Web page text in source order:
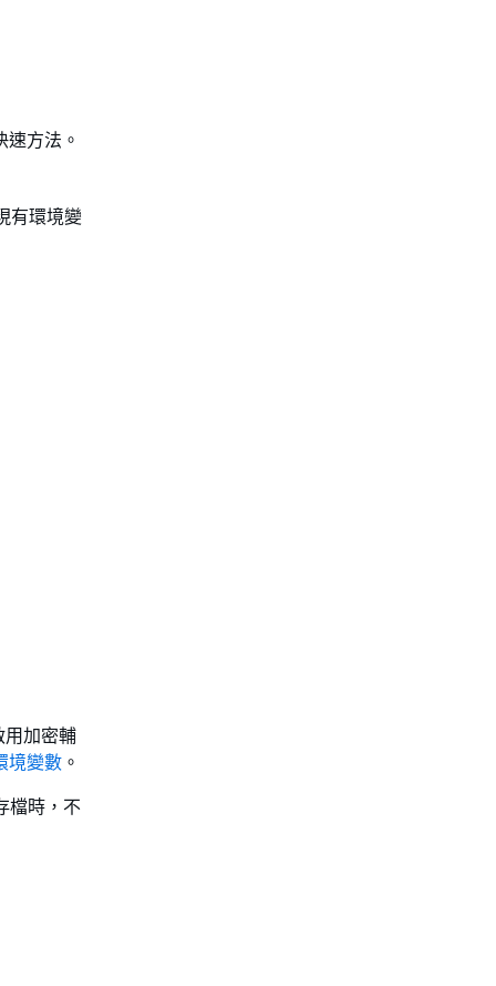
方法。
有環境變
用加密輔
境變數 。
檔時，不